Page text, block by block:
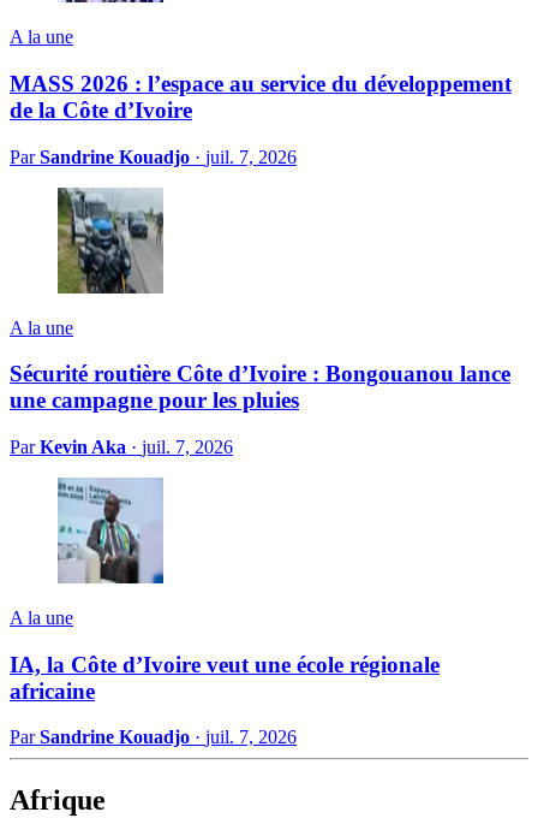
A la une
MASS 2026 : l’espace au service du développement
de la Côte d’Ivoire
ParSandrine Kouadjo · juil. 7, 2026
A la une
Sécurité routière Côte d’Ivoire : Bongouanou lance
une campagne pour les pluies
ParKevin Aka · juil. 7, 2026
A la une
IA, la Côte d’Ivoire veut une école régionale
africaine
ParSandrine Kouadjo · juil. 7, 2026
Afrique